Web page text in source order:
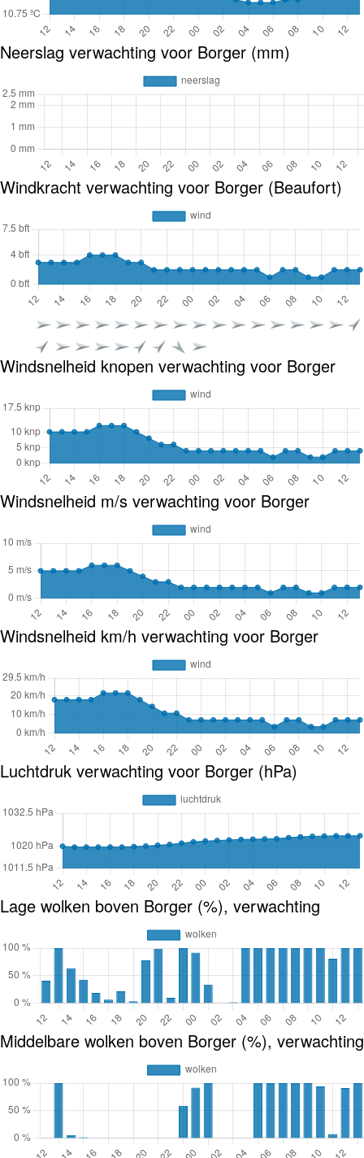
Neerslag verwachting voor Borger (mm)
Windkracht verwachting voor Borger (Beaufort)
Windsnelheid knopen verwachting voor Borger
Windsnelheid m/s verwachting voor Borger
Windsnelheid km/h verwachting voor Borger
Luchtdruk verwachting voor Borger (hPa)
Lage wolken boven Borger (%), verwachting
Middelbare wolken boven Borger (%), verwachting